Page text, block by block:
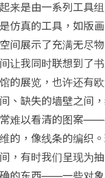
来是由一系列工具
仿真的工具，如版
间展示了充满无尽物
让我同时联想到了书
的展览，也许还有
、缺失的墙壁之间
难以看清的图案——
的，像线条的编织
，有时我们呈现为